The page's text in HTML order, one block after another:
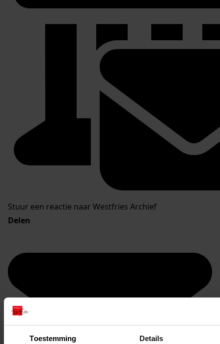
Toestemming Details
Stuur een reactie naar Westfries Archief
Delen